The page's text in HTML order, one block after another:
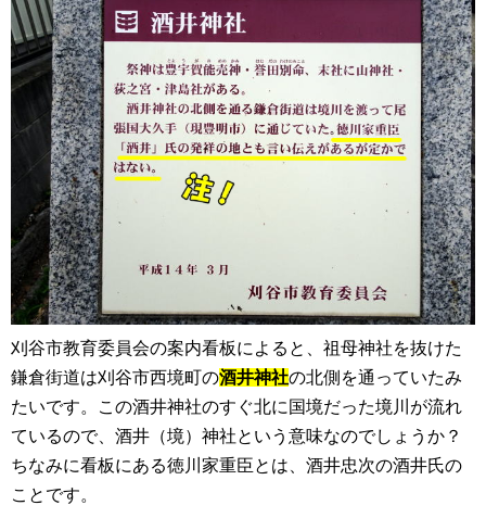
刈谷市教育委員会の案内看板によると、祖母神社を抜けた
鎌倉街道は刈谷市西境町の酒井神社の北側を通っていたみ
たいです。この酒井神社のすぐ北に国境だった境川が流れ
ているので、酒井（境）神社という意味なのでしょうか？
ちなみに看板にある徳川家重臣とは、酒井忠次の酒井氏の
ことです。